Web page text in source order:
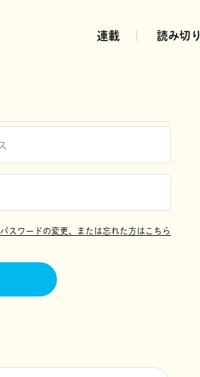
連載 読み切り
パスワードの変更、または忘れた方はこちら